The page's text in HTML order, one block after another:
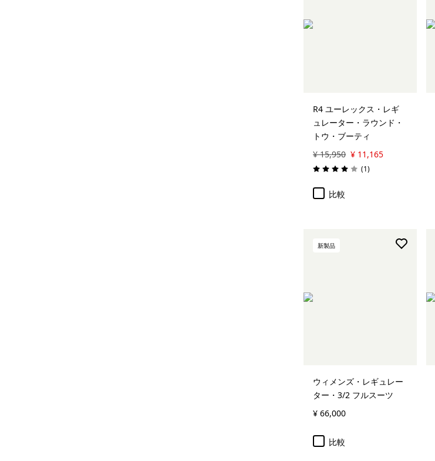
R4 ユーレックス・レギ
ュレーター・ラウンド・
トウ・ブーティ
¥ 15,950 ¥ 11,165
評価: 4.0 / 5 (1レビュー
)
比較
新製品
ウィメンズ・レギュレー
ター・3/2 フルスーツ
¥ 66,000
比較